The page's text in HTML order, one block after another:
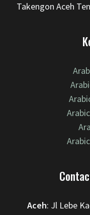
Takengon Aceh
Aceh: Jl Lebe